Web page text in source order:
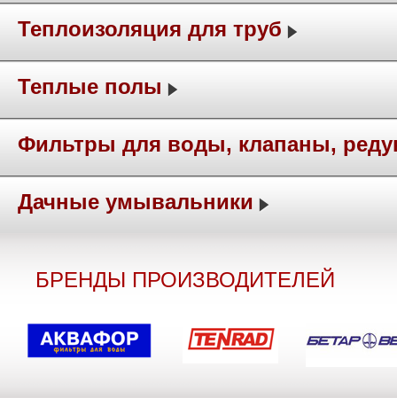
Теплоизоляция для труб
Теплые полы
Фильтры для воды, клапаны,
Дачные умывальники
БРЕНДЫ ПРОИЗВОДИТЕЛЕЙ